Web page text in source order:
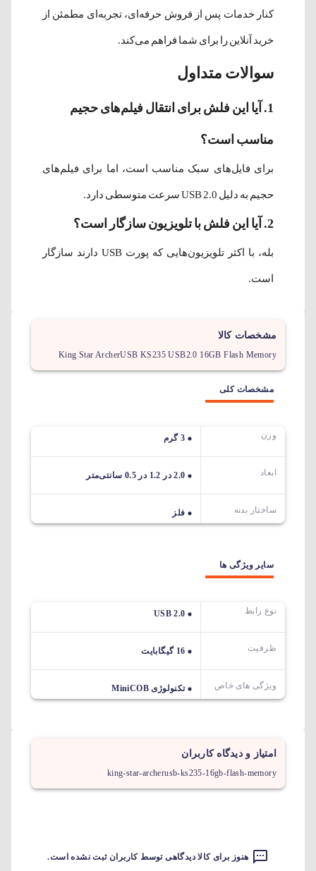
کنار خدمات پس از فروش حرفه‌ای، تجربه‌ای مطمئن از
خرید آنلاین را برای شما فراهم می‌کند.
سوالات متداول
1. آیا این فلش برای انتقال فیلم‌های حجیم
مناسب است؟
برای فایل‌های سبک مناسب است، اما برای فیلم‌های
حجیم به دلیل USB 2.0 سرعت متوسطی دارد.
2. آیا این فلش با تلویزیون سازگار است؟
بله، با اکثر تلویزیون‌هایی که پورت USB دارند سازگار
است.
مشخصات کالا
King Star ArcherUSB KS235 USB2.0 16GB Flash Memory
مشخصات کلی
وزن 3 گرم
ابعاد 2.0 در 1.2 در 0.5 سانتی‌متر
ساختار بدنه فلز
سایر ویژگی ها
نوع رابط USB 2.0
ظرفیت 16 گیگابایت
ویژگی های خاص تکنولوژی MiniCOB
امتیاز و دیدگاه کاربران
king-star-archerusb-ks235-16gb-flash-memory
هنوز برای کالا دیدگاهی توسط کاربران ثبت نشده است.